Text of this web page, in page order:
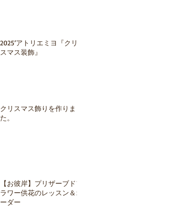
2025’アトリエミヨ『クリ
スマス装飾』
クリスマス飾りを作りまし
た。
【お彼岸】プリザーブドフ
ラワー供花のレッスン＆オ
ーダー